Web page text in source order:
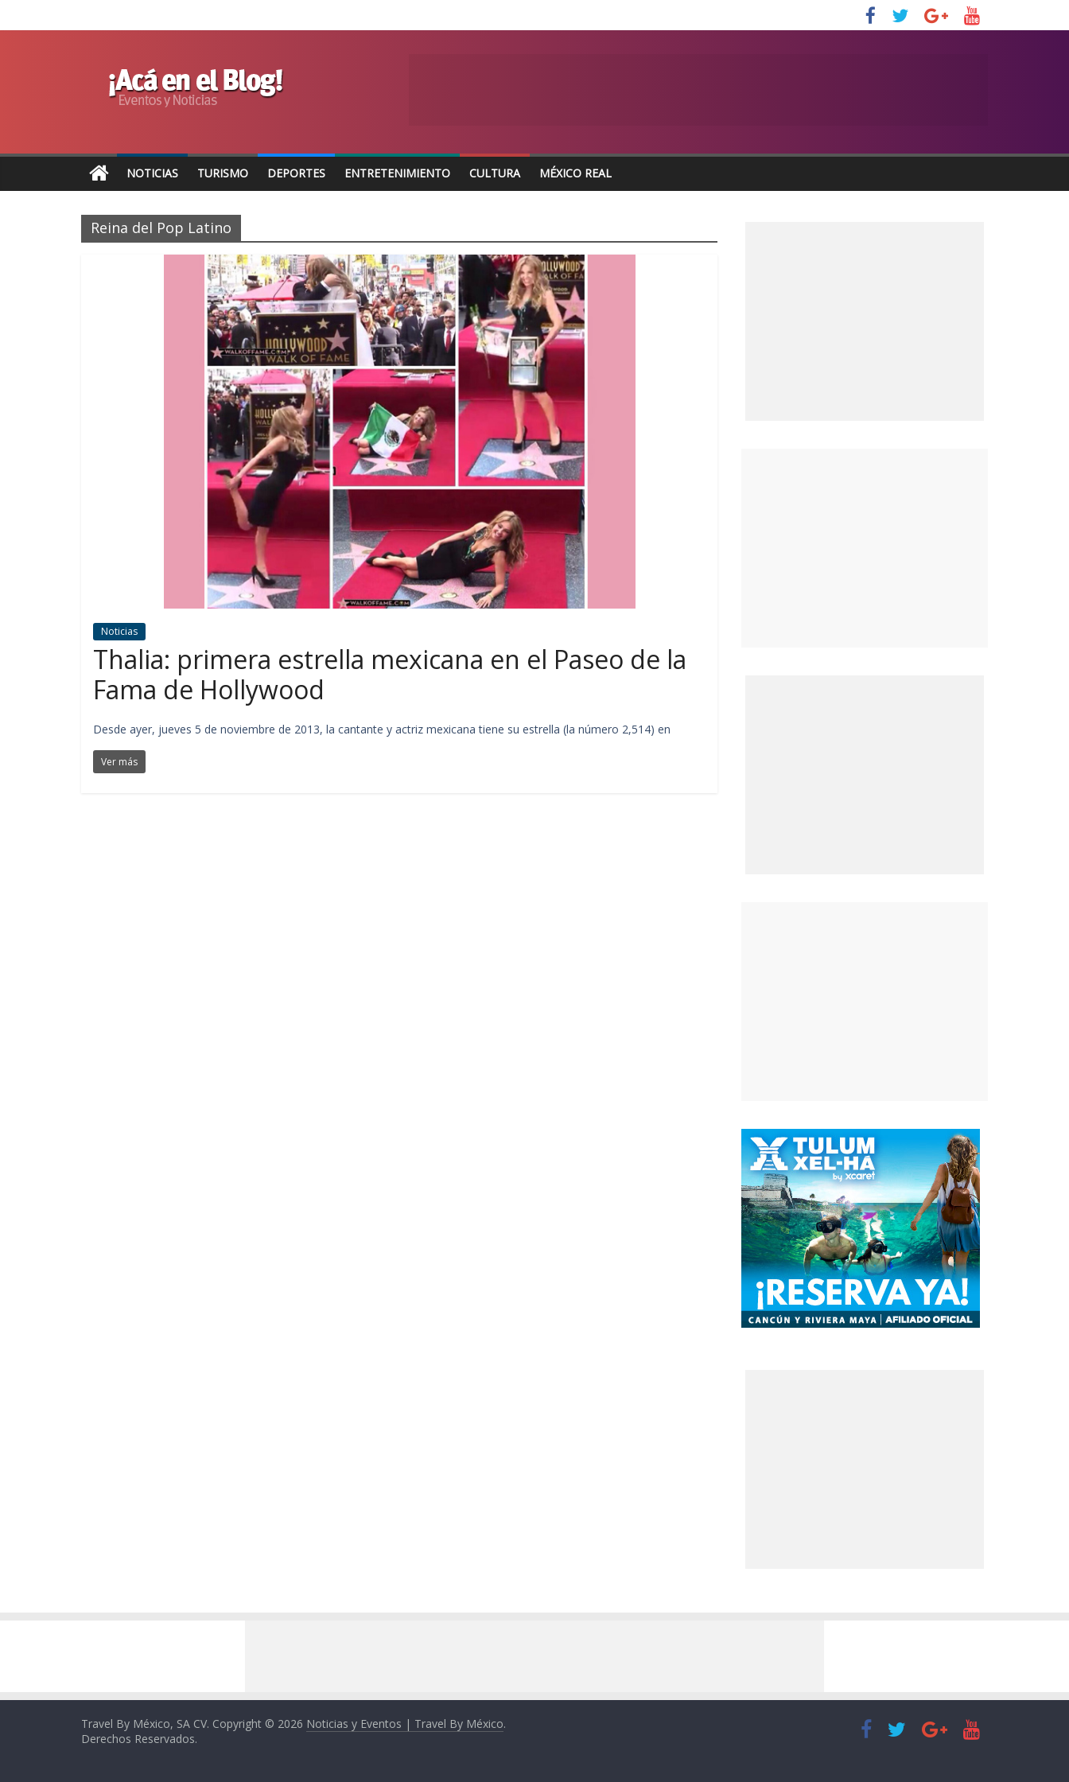
NOTICIAS TURISMO DEPORTES ENTRETENIMIENTO CULTURA MÉXICO REAL
Reina del Pop Latino
Noticias
Thalia: primera estrella mexicana en el Paseo de la
Fama de Hollywood
Desde ayer, jueves 5 de noviembre de 2013, la cantante y actriz mexicana tiene su estrella (la número 2,514) en
Ver más
Travel By México, SA CV. Copyright © 2026 Noticias y Eventos | Travel By México.
Derechos Reservados.